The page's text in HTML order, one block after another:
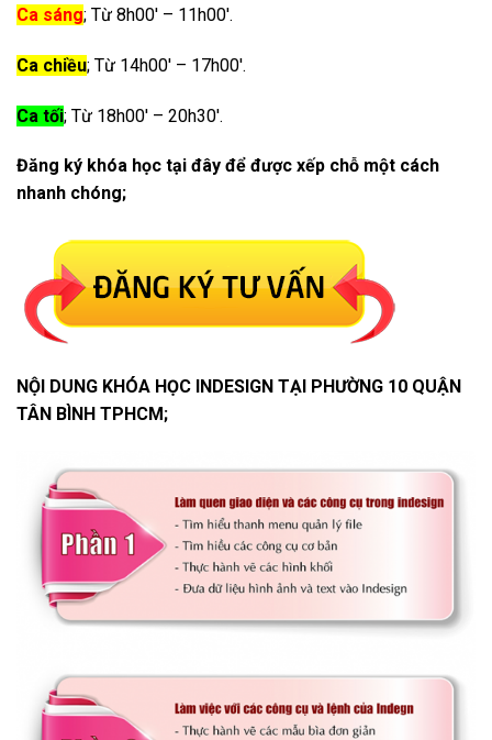
Ca sáng; Từ 8h00′ – 11h00′.
Ca chiều; Từ 14h00′ – 17h00′.
Ca tối; Từ 18h00′ – 20h30′.
Đăng ký khóa học tại đây để được xếp chỗ một cách
nhanh chóng;
NỘI DUNG KHÓA HỌC INDESIGN TẠI PHƯỜNG 10 QUẬN
TÂN BÌNH TPHCM;